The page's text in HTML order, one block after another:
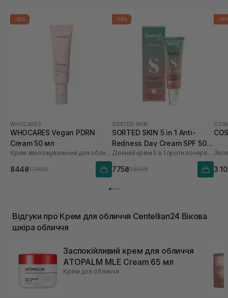
-35%
WHOCARES
WHOCARES Vegan PDRN
Cream 50 мл
Крем зволожувальний для обличчя із веганськими полінуклеотидами
844₴1 299₴
-50%
SORTED SKIN
SORTED SKIN 5 in 1 Anti-
Redness Day Cream SPF 50
30 мл
Денний крем 5 в 1 проти почервоніння
775₴1 550₴
-
3
Відгуки про Крем для обличчя Centellian24 Вікова
шкіра обличчя
Заспокійливий крем для обличчя
ATOPALM MLE Cream 65 мл
Крем для обличчя